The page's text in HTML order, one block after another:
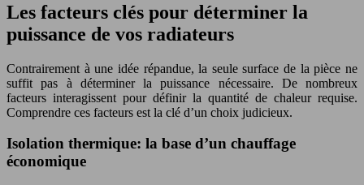
Les facteurs clés pour déterminer la
puissance de vos radiateurs
Contrairement à une idée répandue, la seule surface de la pièce ne
suffit pas à déterminer la puissance nécessaire. De nombreux
facteurs interagissent pour définir la quantité de chaleur requise.
Comprendre ces facteurs est la clé d’un choix judicieux.
Isolation thermique: la base d’un chauffage
économique